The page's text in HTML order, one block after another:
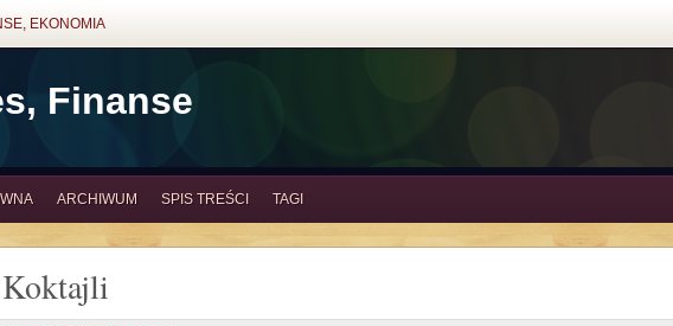
EKONOMIA
Finanse
ARCHIWUM SPIS TREŚCI TAGI